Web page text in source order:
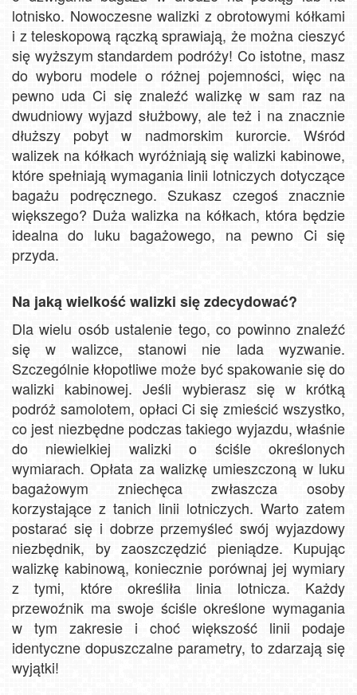
lotnisko. Nowoczesne walizki z obrotowymi kółkami
i z teleskopową rączką sprawiają, że można cieszyć
się wyższym standardem podróży! Co istotne, masz
do wyboru modele o różnej pojemności, więc na
pewno uda Ci się znaleźć walizkę w sam raz na
dwudniowy wyjazd służbowy, ale też i na znacznie
dłuższy pobyt w nadmorskim kurorcie. Wśród
walizek na kółkach wyróżniają się walizki kabinowe,
które spełniają wymagania linii lotniczych dotyczące
bagażu podręcznego. Szukasz czegoś znacznie
większego? Duża walizka na kółkach, która będzie
idealna do luku bagażowego, na pewno Ci się
przyda.
Na jaką wielkość walizki się zdecydować?
Dla wielu osób ustalenie tego, co powinno znaleźć
się w walizce, stanowi nie lada wyzwanie.
Szczególnie kłopotliwe może być spakowanie się do
walizki kabinowej. Jeśli wybierasz się w krótką
podróż samolotem, opłaci Ci się zmieścić wszystko,
co jest niezbędne podczas takiego wyjazdu, właśnie
do niewielkiej walizki o ściśle określonych
wymiarach. Opłata za walizkę umieszczoną w luku
bagażowym zniechęca zwłaszcza osoby
korzystające z tanich linii lotniczych. Warto zatem
postarać się i dobrze przemyśleć swój wyjazdowy
niezbędnik, by zaoszczędzić pieniądze. Kupując
walizkę kabinową, koniecznie porównaj jej wymiary
z tymi, które określiła linia lotnicza. Każdy
przewoźnik ma swoje ściśle określone wymagania
w tym zakresie i choć większość linii podaje
identyczne dopuszczalne parametry, to zdarzają się
wyjątki!